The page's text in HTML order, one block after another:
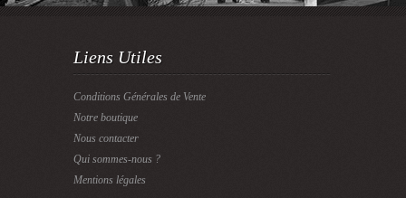
Liens Utiles
Conditions Générales de Vente
Notre boutique
Nous contacter
Qui sommes-nous ?
Mentions légales